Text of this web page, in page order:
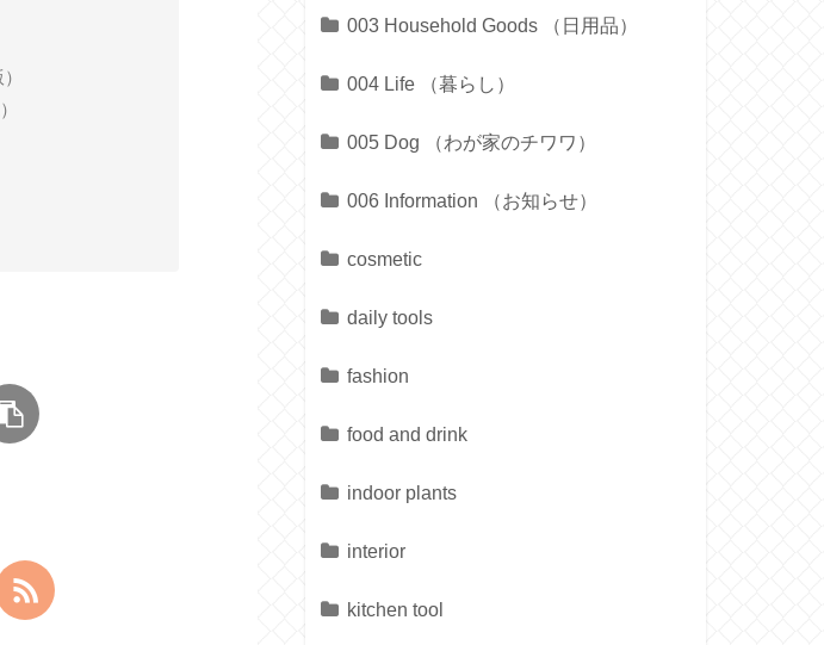
003 Household Goods （日用品）
004 Life （暮らし）
005 Dog （わが家のチワワ）
006 Information （お知らせ）
cosmetic
daily tools
fashion
food and drink
indoor plants
interior
kitchen tool